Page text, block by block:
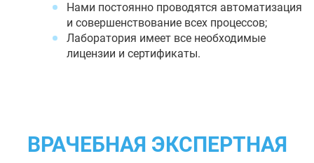
Нами постоянно проводятся автоматизация
и совершенствование всех процессов;
Лаборатория имеет все необходимые
лицензии и сертификаты.
ВРАЧЕБНАЯ ЭКСПЕРТНАЯ